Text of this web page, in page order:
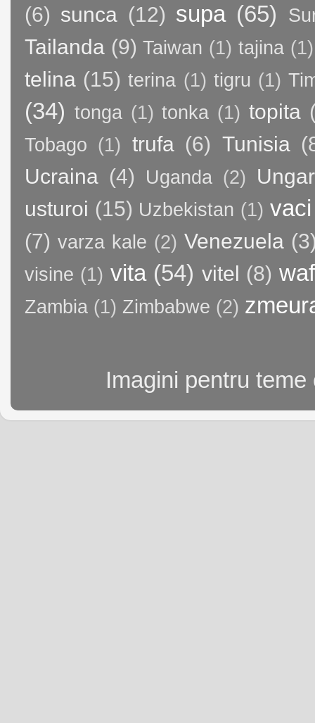
(6) sunca (12) supa (65)
Tailanda (9) Taiwan (1) tajina (1)
telina (15) terina (1) tigru (1)
(34) tonga (1) tonka (1) topita
Tobago (1) trufa (6) Tunisia
Ucraina (4) Uganda (2)
usturoi (15) Uzbekistan (1) vaci
(7) varza kale (2) Venezuela
visine (1) vita (54) vitel (8)
Zambia (1) Zimbabwe (2)
Imagini pentru